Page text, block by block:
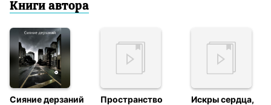
Книги автора
Сияние дерзаний
Пространство
Искры сердца,